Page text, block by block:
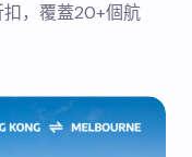
，覆蓋20+個航